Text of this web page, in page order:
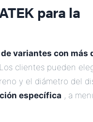
para la
variantes con más
clientes pueden
y el diámetro del
específica , a